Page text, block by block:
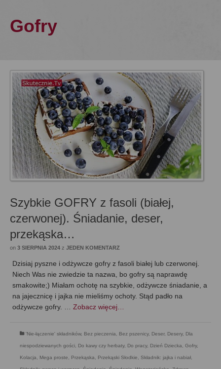
Gofry
Szybkie GOFRY z fasoli (białej,
czerwonej). Śniadanie, deser,
przekąska…
on 3 SIERPNIA 2024 z JEDEN KOMENTARZ
Dzisiaj pyszne i odżywcze gofry z fasoli białej lub czerwonej.
Niech Was nie zwiedzie ta nazwa, bo gofry są naprawdę
smakowite;) Miałam ochotę na szybkie, odżywcze śniadanie, a
na jajecznicę i jajka nie mieliśmy ochoty. Stąd padło na
odżywcze gofry. … Zobacz więcej…
'Nie-łączenie' składników, Bez pieczenia, Bez pszenicy, Deser, Desery, Dla
niespodziewanych gości, Do kawy czy herbaty, Do pracy, Dzień Dziecka, Gofry,
Kolacja, Mega proste, Przekąska, Przekąski Słodkie, Składnik: jajka i nabiał,